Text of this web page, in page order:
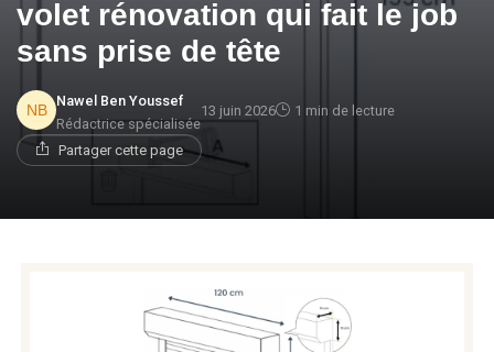
volet rénovation qui fait le job
sans prise de tête
Nawel Ben Youssef
Rédactrice spécialisée
13 juin 2026 1 min de lecture
Partager cette page